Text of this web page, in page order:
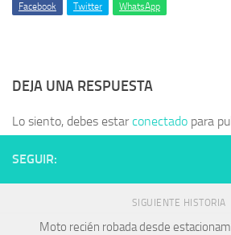
Facebook Twitter WhatsApp
DEJA UNA RESPUESTA
Lo siento, debes estarconectado para
SEGUIR:
SIGUIENTE HISTORIA
Moto recién robada desde